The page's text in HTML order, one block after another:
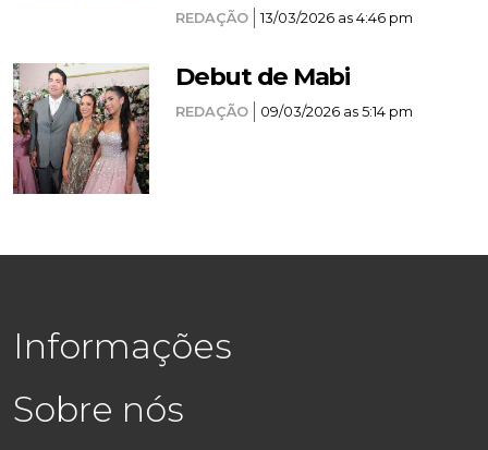
REDAÇÃO 13/03/2026 as 4:46 pm
Debut de Mabi
REDAÇÃO 09/03/2026 as 5:14 pm
Informações
Sobre nós